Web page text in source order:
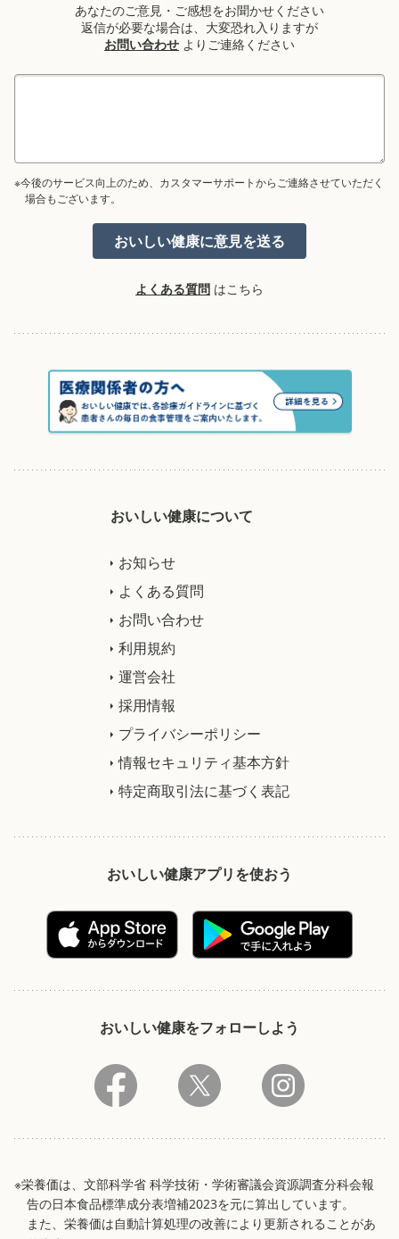
あなたのご意見・ご感想をお聞かせください
返信が必要な場合は、大変恐れ入りますが
お問い合わせ よりご連絡ください
※今後のサービス向上のため、カスタマーサポートからご連絡させていただく
場合もございます。
よくある質問 はこちら
おいしい健康について
お知らせ
よくある質問
お問い合わせ
利用規約
運営会社
採用情報
プライバシーポリシー
情報セキュリティ基本方針
特定商取引法に基づく表記
おいしい健康アプリを使おう
おいしい健康をフォローしよう
※栄養価は、文部科学省 科学技術・学術審議会資源調査分科会報
告の日本食品標準成分表増補2023を元に算出しています。
また、栄養価は自動計算処理の改善により更新されることがあ